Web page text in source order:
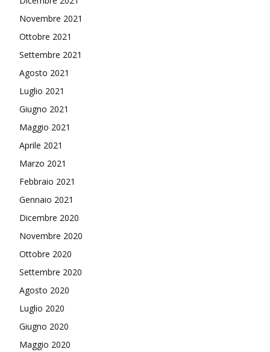
Novembre 2021
Ottobre 2021
Settembre 2021
Agosto 2021
Luglio 2021
Giugno 2021
Maggio 2021
Aprile 2021
Marzo 2021
Febbraio 2021
Gennaio 2021
Dicembre 2020
Novembre 2020
Ottobre 2020
Settembre 2020
Agosto 2020
Luglio 2020
Giugno 2020
Maggio 2020